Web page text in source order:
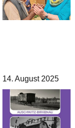
14. August 2025